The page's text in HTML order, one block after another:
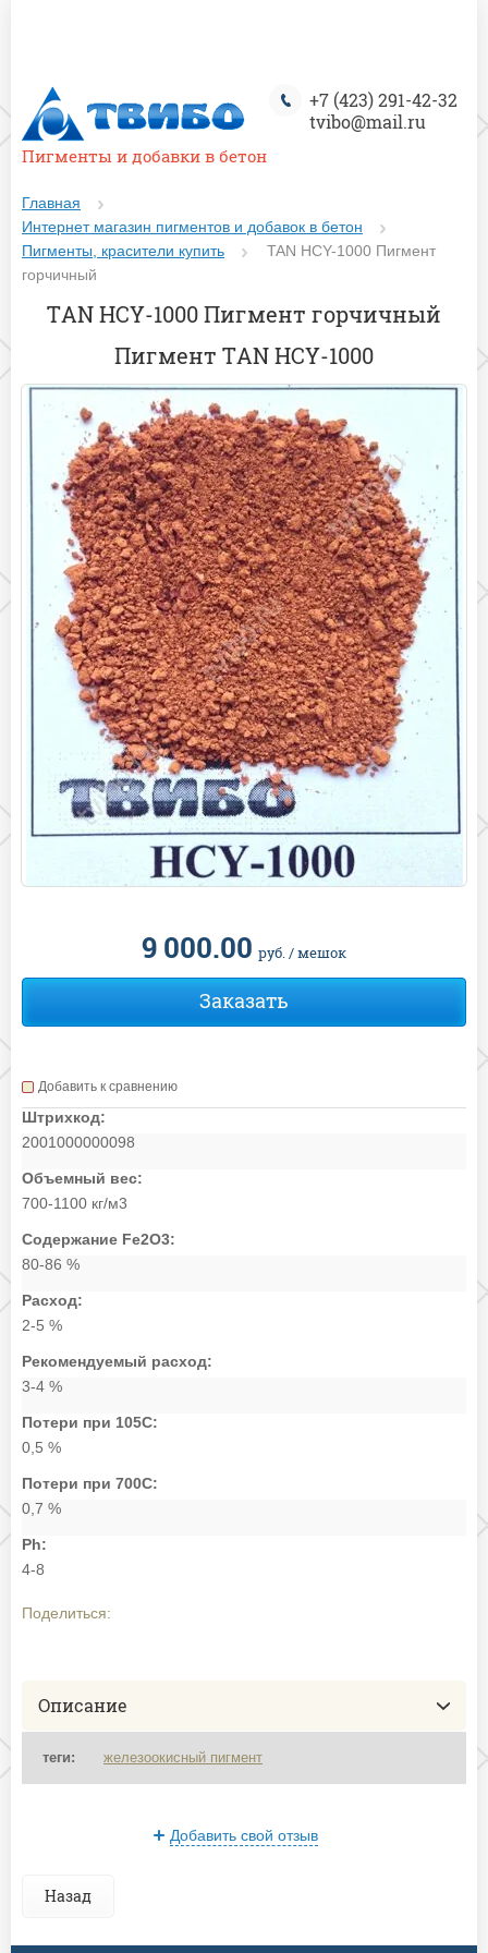
Пигменты и добавки в бетон
+7 (423) 291-42-32
tvibo@mail.ru
Главная
Интернет магазин пигментов и добавок в бетон
Пигменты, красители купить
TAN HCY-1000 Пигмент
горчичный
TAN HCY-1000 Пигмент горчичный
Пигмент TAN HCY-1000
9 000.00 руб./ мешок
Заказать
Добавить к сравнению
Штрихкод:
2001000000098
Объемный вес:
700-1100 кг/м3
Содержание Fe2O3:
80-86 %
Расход:
2-5 %
Рекомендуемый расход:
3-4 %
Потери при 105С:
0,5 %
Потери при 700С:
0,7 %
Ph:
4-8
Поделиться:
Описание
теги: железоокисный пигмент
Добавить свой отзыв
Назад